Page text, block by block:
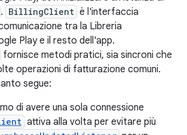
. BillingClient è l'interfaccia
tra la Libreria
Play e il resto dell'app.
fornisce metodi pratici, sia sincroni che
operazioni di fatturazione comuni.
segue:
di avere una sola connessione
attiva alla volta per evitare più